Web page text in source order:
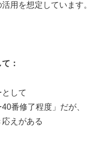
用を想定しています。
：
として
番修了程度」だが、
えがある